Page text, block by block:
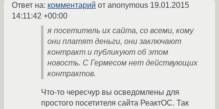
Ответ на: комментарий от anonymous 19.01.2015
14:11:42 +00:00
я посетитель их сайта, со всеми, кому
они платят деньги, они заключают
контракт и публикуют об этом
новость. С Гермесом нет действующих
контрактов.
Что-то чересчур вы осведомлены для
простого посетителя сайта РеактОС. Так